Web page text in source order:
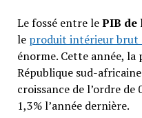
Le fossé entre lePIB de
le produit intérieur brut
énorme. Cette année,
République sud-
croissance de l’ordre de
1,3% l’année dernière.